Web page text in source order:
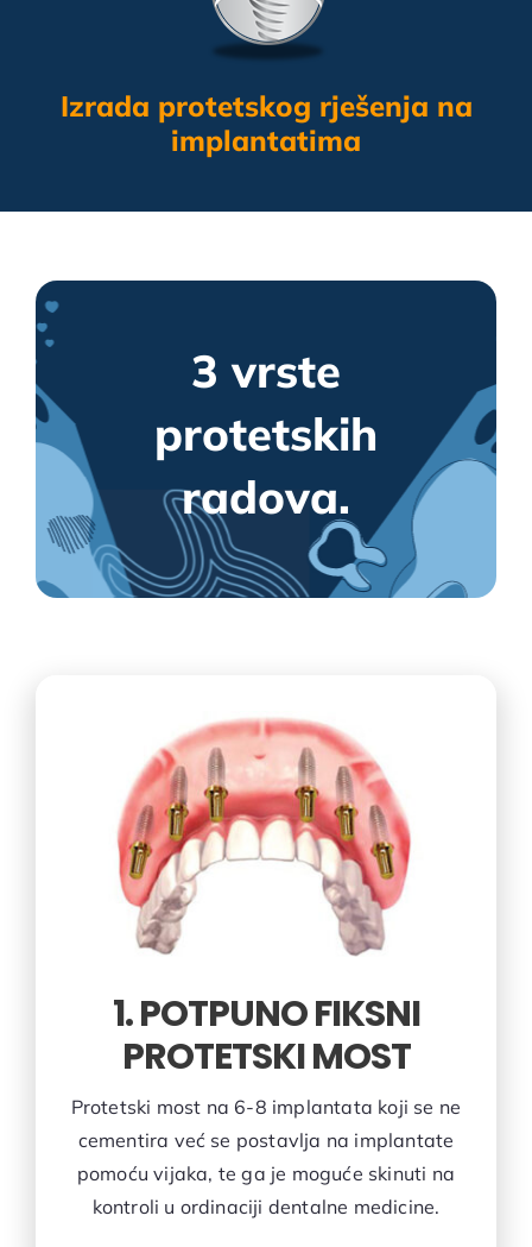
Izrada protetskog rješenja na
implantatima
3 vrste
protetskih
radova.
1. POTPUNO FIKSNI
PROTETSKI MOST
Protetski most na 6-8 implantata koji se ne
cementira već se postavlja na implantate
pomoću vijaka, te ga je moguće skinuti na
kontroli u ordinaciji dentalne medicine.